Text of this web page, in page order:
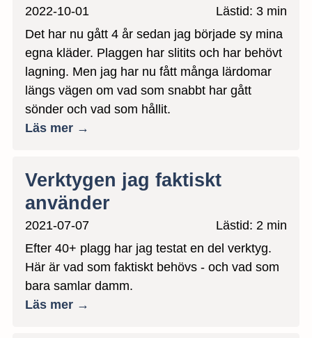
Lästid: 3 min
2022-10-01
Det har nu gått 4 år sedan jag började sy mina
egna kläder. Plaggen har slitits och har behövt
lagning. Men jag har nu fått många lärdomar
längs vägen om vad som snabbt har gått
sönder och vad som hållit.
Läs mer →
Verktygen jag faktiskt
använder
Lästid: 2 min
2021-07-07
Efter 40+ plagg har jag testat en del verktyg.
Här är vad som faktiskt behövs - och vad som
bara samlar damm.
Läs mer →